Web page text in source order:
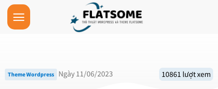
Skip
content
Theme Wordpress Ngày 11/06/2023 10861 lượt xem